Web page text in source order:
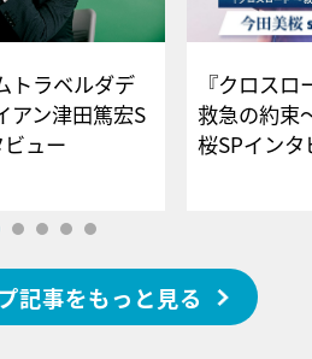
トラベルダデ
アン津田篤宏S
タビュー
『クロス
救急の約束
桜SPイ
記事をもっと見る